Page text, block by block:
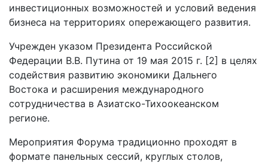
инвестиционных возможностей и условий ведения
бизнеса на территориях опережающего развития.
Учрежден указом Президента Российской
Федерации В.В. Путина от 19 мая 2015 г. [2] в целях
содействия развитию экономики Дальнего
Востока и расширения международного
сотрудничества в Азиатско-Тихоокеанском
регионе.
Мероприятия Форума традиционно проходят в
формате панельных сессий, круглых столов,